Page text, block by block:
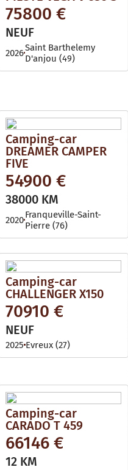
75800 €
NEUF
2026Saint Barthelemy
D'anjou (49)
Camping-car
DREAMER CAMPER
FIVE
54900 €
38000 KM
2020Franqueville-Saint-
Pierre (76)
Camping-car
CHALLENGER X150
70910 €
NEUF
2025 Evreux (27)
Camping-car
CARADO T 459
66146 €
12 KM